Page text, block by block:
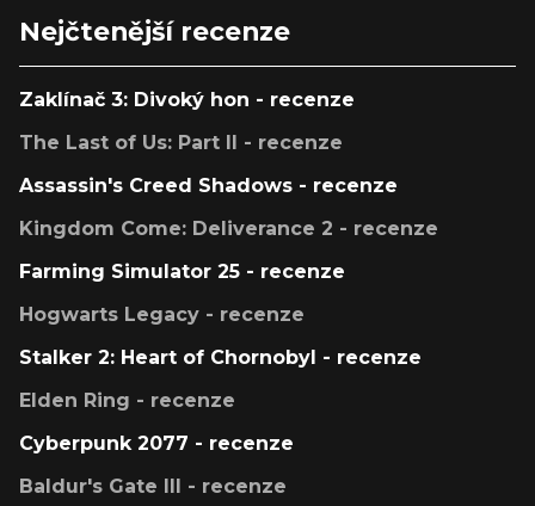
Nejčtenější recenze
Zaklínač 3: Divoký hon - recenze
The Last of Us: Part II - recenze
Assassin's Creed Shadows - recenze
Kingdom Come: Deliverance 2 - recenze
Farming Simulator 25 - recenze
Hogwarts Legacy - recenze
Stalker 2: Heart of Chornobyl - recenze
Elden Ring - recenze
Cyberpunk 2077 - recenze
Baldur's Gate III - recenze